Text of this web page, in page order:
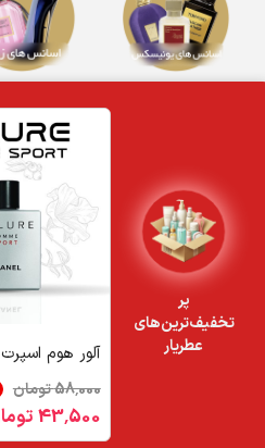
پر
تخفیف‌‌ترین‌های
عطریار
آلور هوم اسپرت
58٬000 تومان
43٬500 تومان